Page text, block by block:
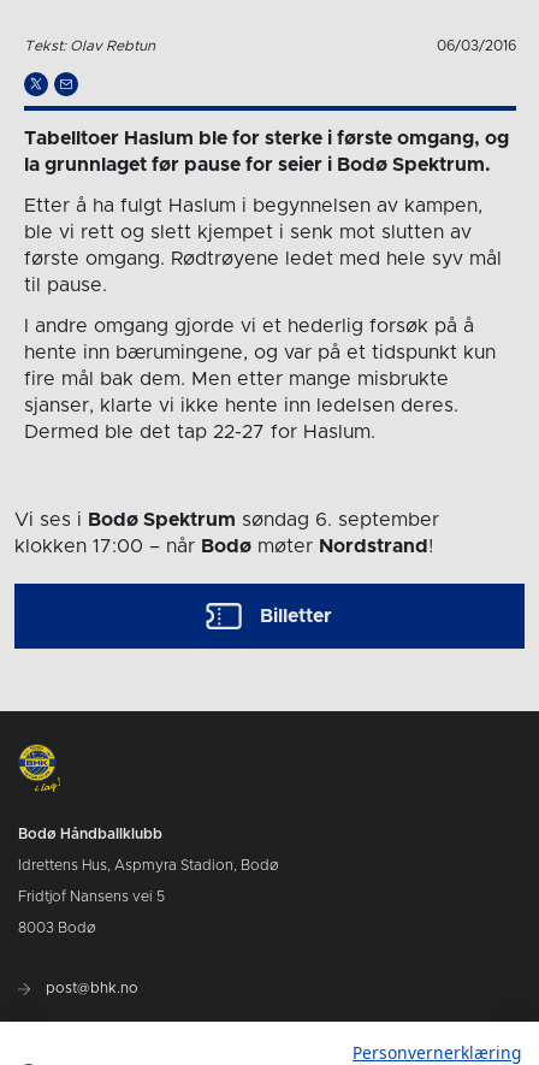
Tekst: Olav Rebtun 06/03/2016
Tabelltoer Haslum ble for sterke i første omgang, og
la grunnlaget før pause for seier i Bodø Spektrum.
Etter å ha fulgt Haslum i begynnelsen av kampen,
ble vi rett og slett kjempet i senk mot slutten av
første omgang. Rødtrøyene ledet med hele syv mål
til pause.
I andre omgang gjorde vi et hederlig forsøk på å
hente inn bærumingene, og var på et tidspunkt kun
fire mål bak dem. Men etter mange misbrukte
sjanser, klarte vi ikke hente inn ledelsen deres.
Dermed ble det tap 22-27 for Haslum.
Vi ses i Bodø Spektrum søndag 6. september
klokken 17:00 – når Bodø møter Nordstrand !
Billetter
Bodø Håndballklubb
Idrettens Hus, Aspmyra Stadion, Bodø
Fridtjof Nansens vei 5
8003 Bodø
post@bhk.no
Personvernerklæring